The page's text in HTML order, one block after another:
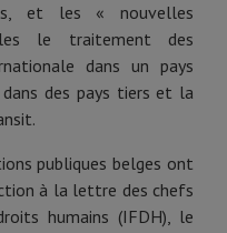
et les « nouvelles
le traitement des
dans un pays
des pays tiers et la
publiques belges ont
à la lettre des chefs
humains (IFDH), le